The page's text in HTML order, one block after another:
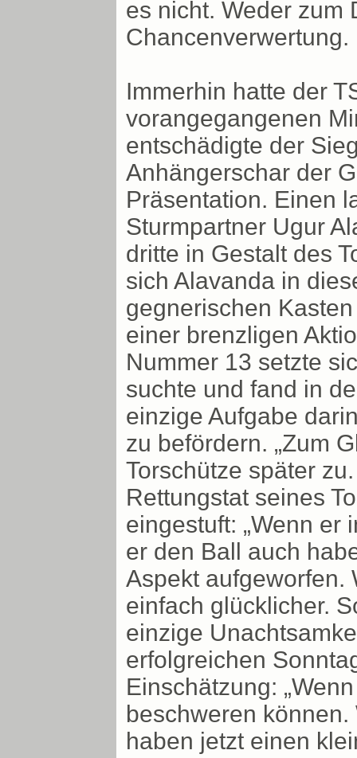
es nicht. Weder zum
Chancenverwertung.
Immerhin hatte der
vorangegangenen
entschädigte der
Anhängerschar der
Präsentation. Einen
Sturmpartner Ugur
dritte in Gestalt des
sich Alavanda in
gegnerischen
einer brenzligen
Nummer 13 setzte
suchte und fand in
einzige Aufgabe
zu befördern. „Zum
Torschütze später
Rettungstat seines
eingestuft: „Wenn er
er den Ball auch
Aspekt aufgeworfen.
einfach glücklicher.
einzige
erfolgreichen
Einschätzung:
beschweren
haben jetzt einen